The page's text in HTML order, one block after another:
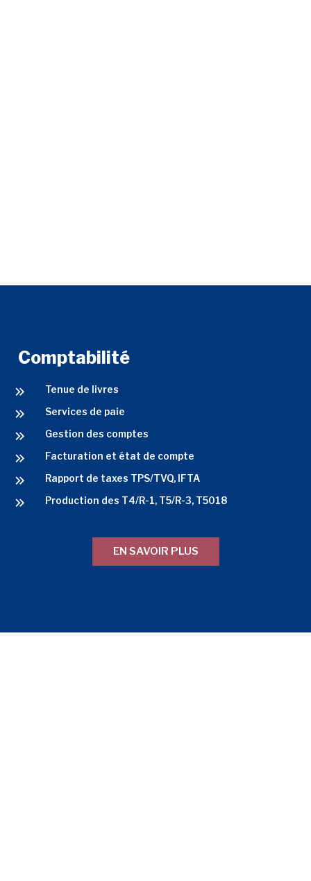
Comptabilité
Tenue de livres
Services de paie
Gestion des comptes
Facturation et état de compte
Rapport de taxes TPS/TVQ, IFTA
Production des T4/R-1, T5/R-3, T5018
EN SAVOIR PLUS